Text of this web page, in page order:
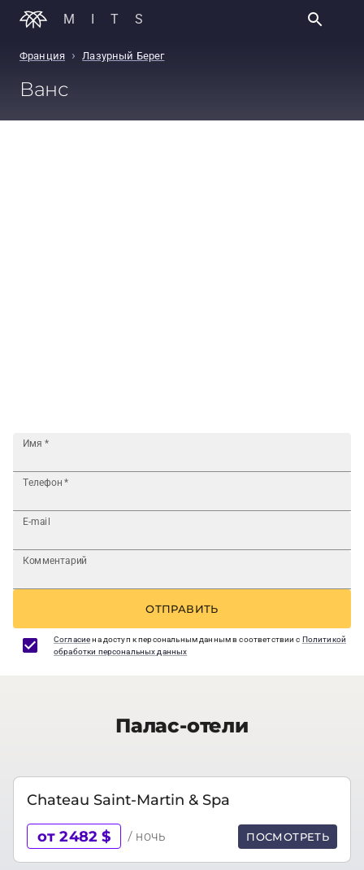
MITS
Франция › Лазурный Берег
Ванс
Имя *
Телефон *
E-mail
Комментарий
ОТПРАВИТЬ
Согласиена доступ к персональным данным в соответствии с Политикой
обработки персональных данных
Палас-отели
Chateau Saint-Martin & Spa
от 2482 $ / ночь ПОСМОТРЕТЬ